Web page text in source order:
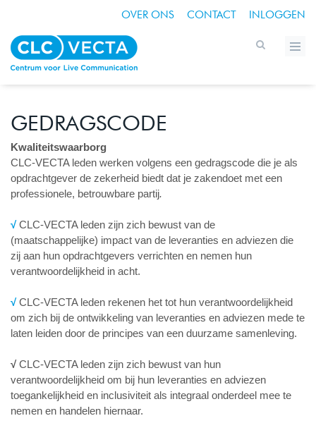
OVER ONS CONTACT INLOGGEN
GEDRAGSCODE
Kwaliteitswaarborg
CLC-VECTA leden werken volgens een gedragscode die je als
opdrachtgever de zekerheid biedt dat je zakendoet met een
professionele, betrouwbare partij.
√CLC-VECTA leden zijn zich bewust van de
(maatschappelijke) impact van de leveranties en adviezen die
zij aan hun opdrachtgevers verrichten en nemen hun
verantwoordelijkheid in acht.
√CLC-VECTA leden rekenen het tot hun verantwoordelijkheid
om zich bij de ontwikkeling van leveranties en adviezen mede te
laten leiden door de principes van een duurzame samenleving.
√ CLC-VECTA leden zijn zich bewust van hun
verantwoordelijkheid om bij hun leveranties en adviezen
toegankelijkheid en inclusiviteit als integraal onderdeel mee te
nemen en handelen hiernaar.